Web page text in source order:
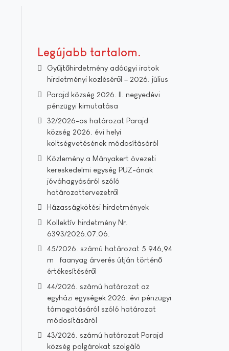
Legújabb tartalom
Gyűjtőhirdetmény adóügyi iratok
hirdetményi közléséről – 2026. július
Parajd község 2026. II. negyedévi
pénzügyi kimutatása
32/2026-os határozat Parajd
község 2026. évi helyi
költségvetésének módosításáról
Közlemény a Mányakert övezeti
kereskedelmi egység PUZ-ának
jóváhagyásáról szóló
határozattervezetről
Házasságkötési hirdetmények
Kollektív hirdetmény Nr.
6393/2026.07.06.
45/2026. számú határozat 5 946,94
m³ faanyag árverés útján történő
értékesítéséről
44/2026. számú határozat az
egyházi egységek 2026. évi pénzügyi
támogatásáról szóló határozat
módosításáról
43/2026. számú határozat Parajd
község polgárokat szolgáló